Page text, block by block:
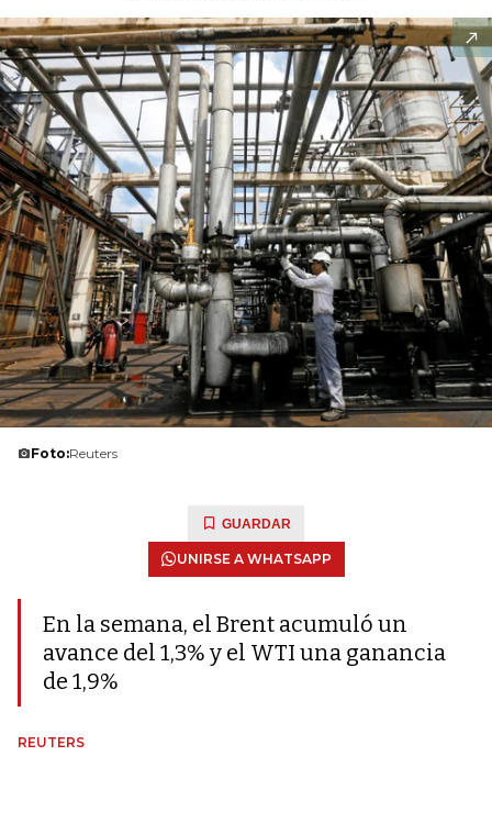
Foto:Reuters
GUARDAR
UNIRSE A WHATSAPP
En la semana, el Brent acumuló un
avance del 1,3% y el WTI una ganancia
de 1,9%
REUTERS